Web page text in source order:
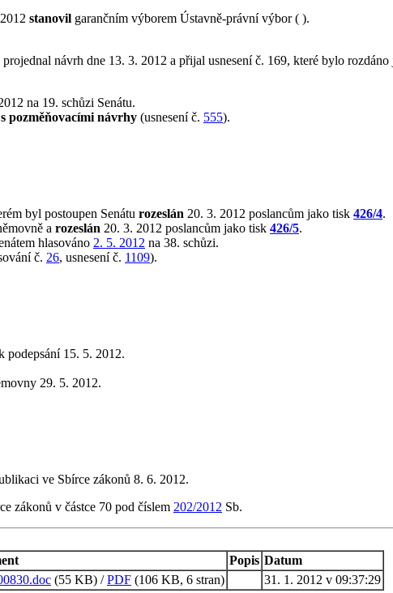
stanovil garančním výborem Ústavně-právní výbor ( ).
projednal návrh dne 13. 3. 2012 a přijal usnesení č. 169, které bylo
na 19. schůzi Senátu.
pozměňovacími návrhy (usnesení č. 555).
byl postoupen Senátu rozeslán 20. 3. 2012 poslancům jako tisk 426/4.
a rozeslán 20. 3. 2012 poslancům jako tisk 426/5.
hlasováno 2. 5. 2012 na 38. schůzi.
č. 26, usnesení č. 1109).
podepsání 15. 5. 2012.
29. 5. 2012.
ve Sbírce zákonů 8. 6. 2012.
zákonů v částce 70 pod číslem 202/2012 Sb.
Popis Datum
(55 KB) /PDF (106 KB, 6 stran) 31. 1. 2012 v 09:37:29